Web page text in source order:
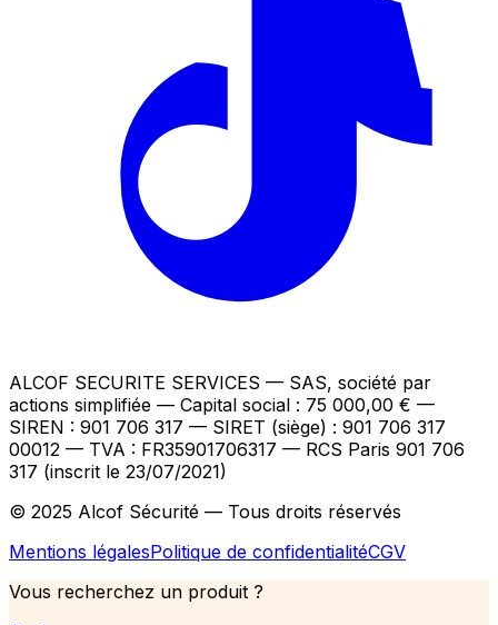
ALCOF SECURITE SERVICES — SAS, société par
actions simplifiée — Capital social : 75 000,00 € —
SIREN : 901 706 317 — SIRET (siège) : 901 706 317
00012 — TVA : FR35901706317 — RCS Paris 901 706
317 (inscrit le 23/07/2021)
© 2025 Alcof Sécurité — Tous droits réservés
Mentions légalesPolitique de confidentialitéCGV
Vous recherchez un produit ?